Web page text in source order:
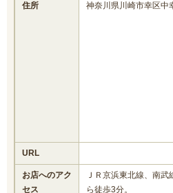
住所 神奈川県川崎市幸区中
URL
お店へのアク
セス
ＪＲ京浜東北線、南
ら徒歩3分。